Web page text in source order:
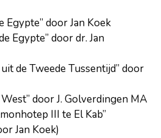
Egypte” door Jan Koek
Egypte” door dr. Jan
de Tweede Tussentijd” door
door J. Golverdingen MA
III te El Kab”
Jan Koek)